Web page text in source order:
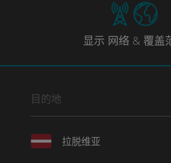
显示 网络 & 覆盖
目的地
拉脱维亚